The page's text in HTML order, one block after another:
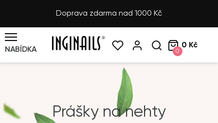
Doprava zdarma nad 1000 Kč
NABÍDKA 0
0 Kč
Prášky na nehty